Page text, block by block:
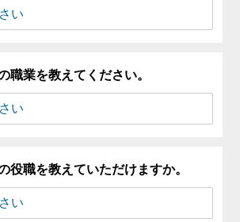
職業を教えてください。
役職を教えていただけますか。